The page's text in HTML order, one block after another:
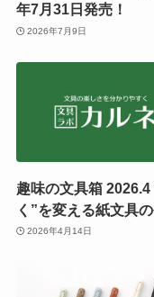
年7月31日発売！
2026年7月9日
趣味の文具箱 2026.4
く”を変える紙文具
2026年4月14日